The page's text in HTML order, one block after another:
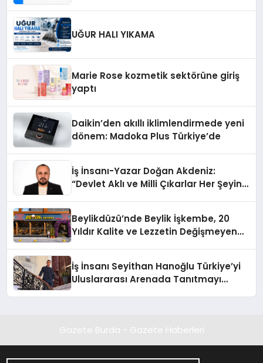
UĞUR HALI YIKAMA
Marie Rose kozmetik sektörüne giriş
yaptı
Daikin’den akıllı iklimlendirmede yeni
dönem: Madoka Plus Türkiye’de
İş İnsanı-Yazar Doğan Akdeniz:
“Devlet Aklı ve Milli Çıkarlar Her Şeyin
Beylikdüzü’nde Beylik İşkembe, 20
Yıldır Kalite ve Lezzetin Değişmeyen
İş İnsanı Seyithan Hanoğlu Türkiye’yi
Uluslararası Arenada Tanıtmayı
Gazete Burda - Gazete Haberleri